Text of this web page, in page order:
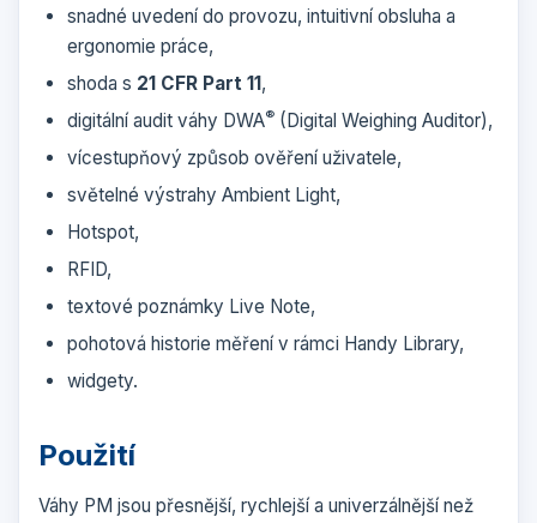
snadné uvedení do provozu, intuitivní obsluha a
ergonomie práce,
shoda s 21 CFR Part 11,
digitální audit váhy DWA® (Digital Weighing Auditor),
vícestupňový způsob ověření uživatele,
světelné výstrahy Ambient Light,
Hotspot,
RFID,
textové poznámky Live Note,
pohotová historie měření v rámci Handy Library,
widgety.
Použití
Váhy PM jsou přesnější, rychlejší a univerzálnější než